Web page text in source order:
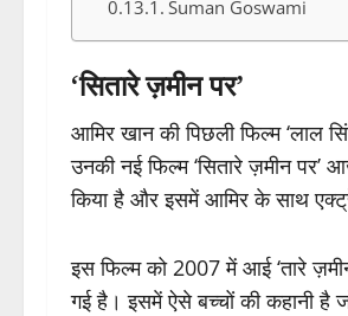
Suman Goswami
‘सितारे ज़मीन पर’
आमिर खान की पिछली फिल्म ‘लाल
उनकी नई फिल्म ‘सितारे ज़मीन
किया है और इसमें आमिर के साथ
इस फिल्म को 2007 में आई ‘तारे
गई है। इसमें ऐसे बच्चों की कहानी है